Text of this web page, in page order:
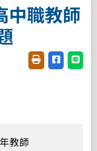
中職教師
友善列印(開新視
分享至臉書
分享
教師